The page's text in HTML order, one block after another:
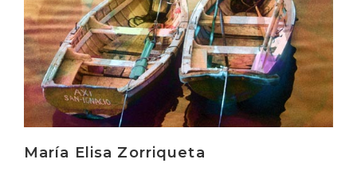
María Elisa Zorriqueta